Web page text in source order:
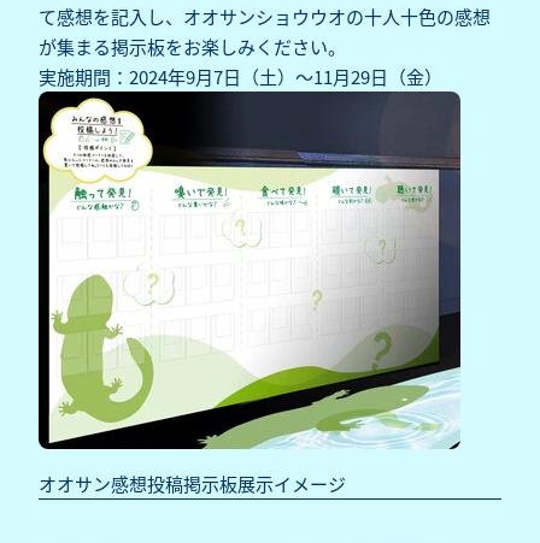
て感想を記入し、オオサンショウウオの十人十色の感想
が集まる掲示板をお楽しみください。
実施期間：2024年9月7日（土）～11月29日（金）
オオサン感想投稿掲示板展示イメージ